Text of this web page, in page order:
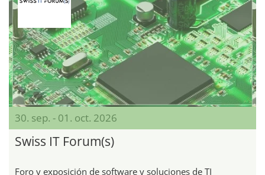
30. sep. - 01. oct. 2026
Swiss IT Forum(s)
Foro y exposición de software y soluciones de TI